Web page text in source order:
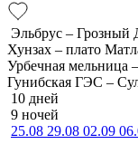
Эльбрус – Грозный
Хунзах – плато
Урбечная мельница
Гунибская ГЭС –
10 дней
9 ночей
25.08 29.08 02.09